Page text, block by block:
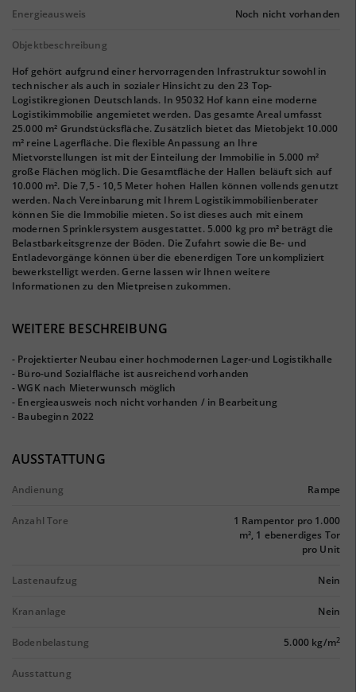
Energieausweis Noch nicht vorhanden
Objektbeschreibung
Hof gehört aufgrund einer hervorragenden Infrastruktur sowohl in
technischer als auch in sozialer Hinsicht zu den 23 Top-
Logistikregionen Deutschlands. In 95032 Hof kann eine moderne
Logistikimmobilie angemietet werden. Das gesamte Areal umfasst
25.000 m² Grundstücksfläche. Zusätzlich bietet das Mietobjekt 10.000
m² reine Lagerfläche. Die flexible Anpassung an Ihre
Mietvorstellungen ist mit der Einteilung der Immobilie in 5.000 m²
große Flächen möglich. Die Gesamtfläche der Hallen beläuft sich auf
10.000 m². Die 7,5 - 10,5 Meter hohen Hallen können vollends genutzt
werden. Nach Vereinbarung mit Ihrem Logistikimmobilienberater
können Sie die Immobilie mieten. So ist dieses auch mit einem
modernen Sprinklersystem ausgestattet. 5.000 kg pro m² beträgt die
Belastbarkeitsgrenze der Böden. Die Zufahrt sowie die Be- und
Entladevorgänge können über die ebenerdigen Tore unkompliziert
bewerkstelligt werden. Gerne lassen wir Ihnen weitere
Informationen zu den Mietpreisen zukommen.
WEITERE BESCHREIBUNG
- Projektierter Neubau einer hochmodernen Lager-und Logistikhalle
- Büro-und Sozialfläche ist ausreichend vorhanden
- WGK nach Mieterwunsch möglich
- Energieausweis noch nicht vorhanden / in Bearbeitung
- Baubeginn 2022
AUSSTATTUNG
Andienung Rampe
Anzahl Tore
1 Rampentor pro 1.000
m², 1 ebenerdiges Tor
pro Unit
Lastenaufzug Nein
Krananlage Nein
Bodenbelastung 5.000 kg/m2
Ausstattung